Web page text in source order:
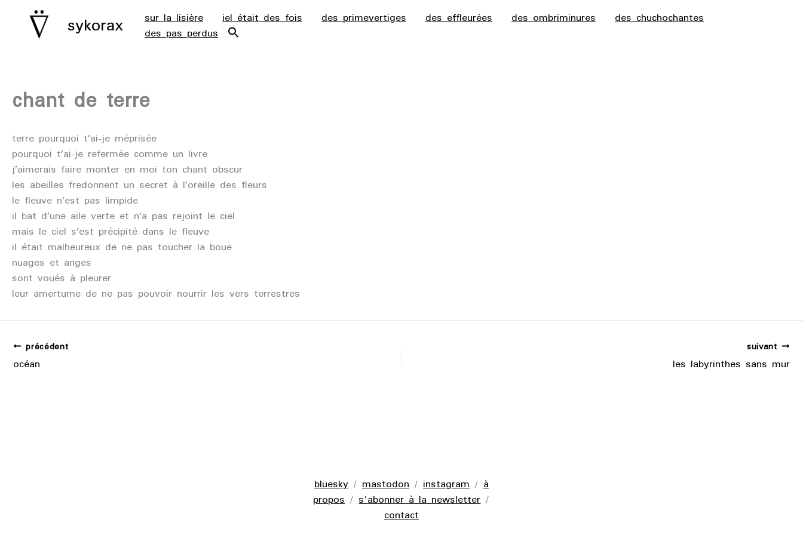
sykorax sur la lisière iel était des fois des primevertiges des effleurées des ombriminures des chuchochantes
des pas perdus
chant de terre
terre pourquoi t’ai-je méprisée
pourquoi t’ai-je refermée comme un livre
j’aimerais faire monter en moi ton chant obscur
les abeilles fredonnent un secret à l’oreille des fleurs
le fleuve n’est pas limpide
il bat d’une aile verte et n’a pas rejoint le ciel
mais le ciel s’est précipité dans le fleuve
il était malheureux de ne pas toucher la boue
nuages et anges
sont voués à pleurer
leur amertume de ne pas pouvoir nourrir les vers terrestres
précédent
océan
suivant
les labyrinthes sans mur
bluesky/ mastodon/ instagram/ à
propos/s'abonner à la newsletter/
contact